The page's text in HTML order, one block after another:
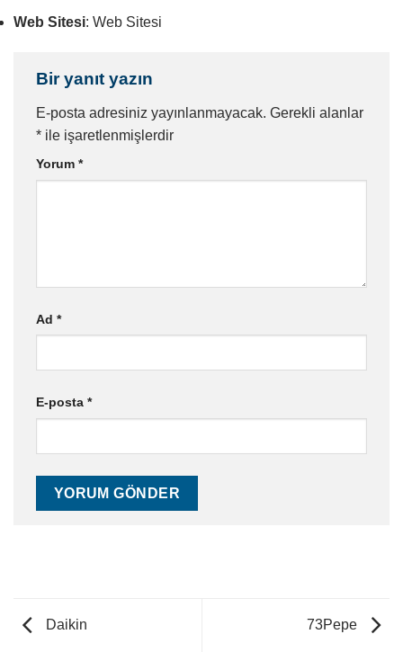
Web Sitesi: Web Sitesi
Bir yanıt yazın
E-posta adresiniz yayınlanmayacak. Gerekli alanlar
* ile işaretlenmişlerdir
Yorum *
Ad *
E-posta *
Daikin 73Pepe